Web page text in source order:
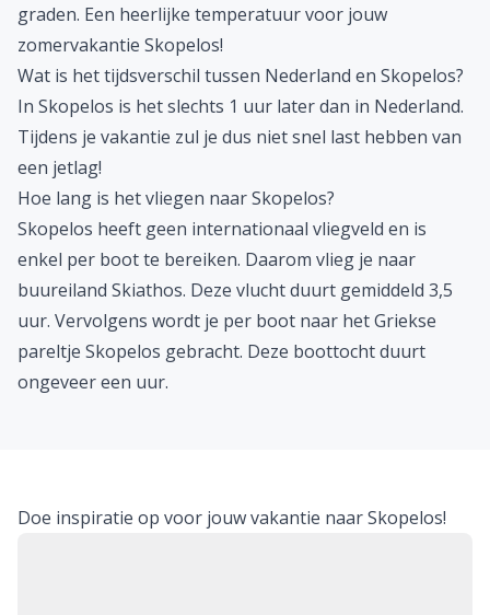
graden. Een heerlijke temperatuur voor jouw
zomervakantie Skopelos!
Wat is het tijdsverschil tussen Nederland en Skopelos?
In Skopelos is het slechts 1 uur later dan in Nederland.
Tijdens je vakantie zul je dus niet snel last hebben van
een jetlag!
Hoe lang is het vliegen naar Skopelos?
Skopelos heeft geen internationaal vliegveld en is
enkel per boot te bereiken. Daarom vlieg je naar
buureiland Skiathos. Deze vlucht duurt gemiddeld 3,5
uur. Vervolgens wordt je per boot naar het Griekse
pareltje Skopelos gebracht. Deze boottocht duurt
ongeveer een uur.
Doe inspiratie op voor jouw vakantie naar Skopelos!